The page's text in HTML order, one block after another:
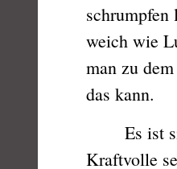
weich wie
man zu
das kann.
Es ist
Kraftvolle